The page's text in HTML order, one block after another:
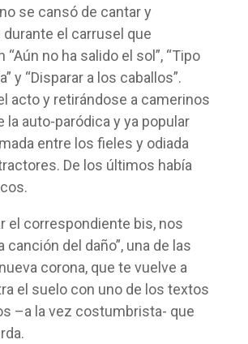
se cansó de cantar y
el carrusel que
no ha salido el sol”, “Tipo
y “Disparar a los caballos”.
acto y retirándose a camerinos
la auto-paródica y ya popular
entre los fieles y odiada
De los últimos había
el correspondiente bis, nos
canción del daño”, una de las
corona, que te vuelve a
el suelo con uno de los textos
–a la vez costumbrista- que